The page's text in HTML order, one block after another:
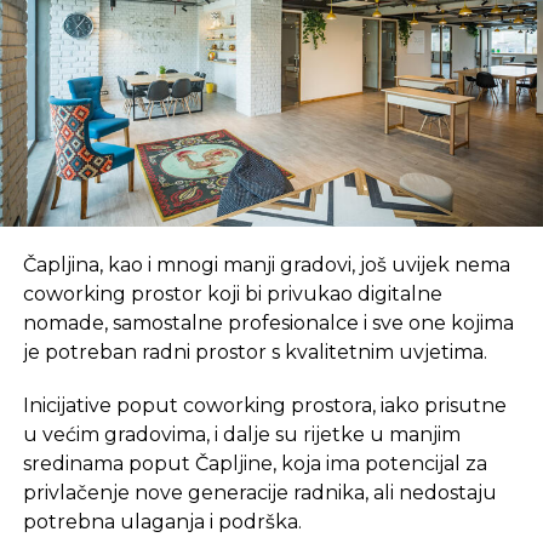
hiljada kvadratnih metara površine. Kompanija ima
za cilj da poveća efikasnost proizvodnje i da se
proširi na svjetsko tržište blizu velikih distributivnih
centara.
“Mi u stvari na svako veliko urbano okruženje
gledamo kao na šansu. Ispitujemo gustinu
urbanog prostora, populaciju i stanovništvo koje
Izvor: VoA
SLIČNE TEME:
SLEDEĆI
Procurilo: Šta EU kuje Britaniji iza leđa?
NE PROPUSTITE
Čapljina, kao i mnogi manji gradovi, još uvijek nema
coworking prostor koji bi privukao digitalne
nomade, samostalne profesionalce i sve one kojima
je potreban radni prostor s kvalitetnim uvjetima.
Inicijative poput coworking prostora, iako prisutne
u većim gradovima, i dalje su rijetke u manjim
sredinama poput Čapljine, koja ima potencijal za
privlačenje nove generacije radnika, ali nedostaju
potrebna ulaganja i podrška.